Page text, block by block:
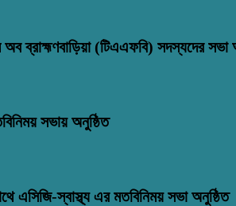
অব ব্রাহ্মণবাড়িয়া (টিএএফবি) সদস্যদের সভা
সভায় অনুষ্ঠিত
এসিজি-স্বাস্থ্য এর মতবিনিময় সভা অনুষ্ঠিত